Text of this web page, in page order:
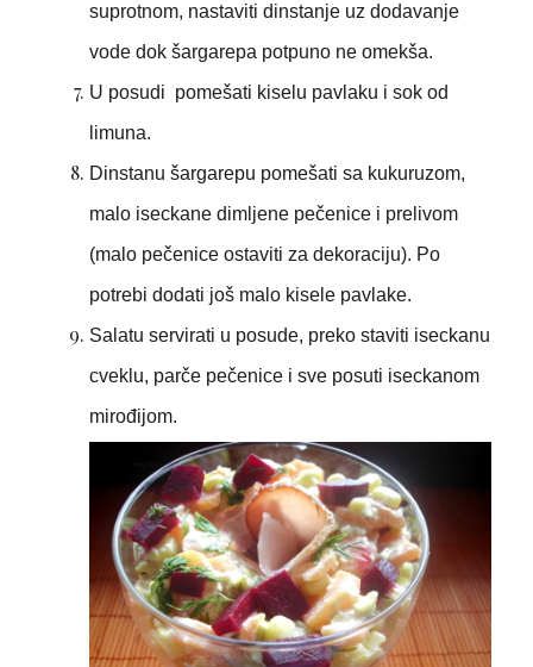
suprotnom, nastaviti dinstanje uz dodavanje
vode dok šargarepa potpuno ne omekša.
U posudi pomešati kiselu pavlaku i sok od
limuna.
Dinstanu šargarepu pomešati sa kukuruzom,
malo iseckane dimljene pečenice i prelivom
(malo pečenice ostaviti za dekoraciju). Po
potrebi dodati još malo kisele pavlake.
Salatu servirati u posude, preko staviti iseckanu
cveklu, parče pečenice i sve posuti iseckanom
mirođijom.